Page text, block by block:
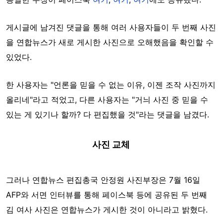
게시글에 남겨진 댓글을 통해 여러 사용자들이 두 번째 사진
을 연합뉴스가 새로 게시한 사진으로 오해했음을 확인할 수
있었다.
한 사용자는 "언론을 믿을 수 없는 이유, 이젠 조작 사진까지
올리네"라고 적었고, 다른 사용자는 "거늬 사진 중 믿을 수
있는 게 있기나 할까? 다 편집했을 것"라는 댓글을 남겼다.
사진 교체
그러나 연합뉴스 편집총국 안정원 사진부장은 7월 16일
AFP와 서면 인터뷰를 통해 페이스북 등에 공유된 두 번째
김 여사 사진은 연합뉴스가 게시한 것이 아니라고 밝혔다.